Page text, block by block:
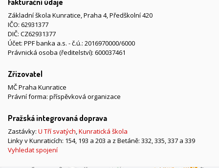
Fakturační údaje
Základní škola Kunratice, Praha 4, Předškolní 420
IČO: 62931377
DIČ: CZ62931377
Účet: PPF banka a.s. - č.ú.: 2016970000/6000
Právnická osoba (ředitelství): 600037461
Zřizovatel
MČ Praha Kunratice
Právní forma: příspěvková organizace
Pražská integrovaná doprava
Zastávky: U Tří svatých,Kunratická škola
Linky v Kunraticích: 154, 193 a 203 a z Betáně: 332, 335, 337 a 339
Vyhledat spojení